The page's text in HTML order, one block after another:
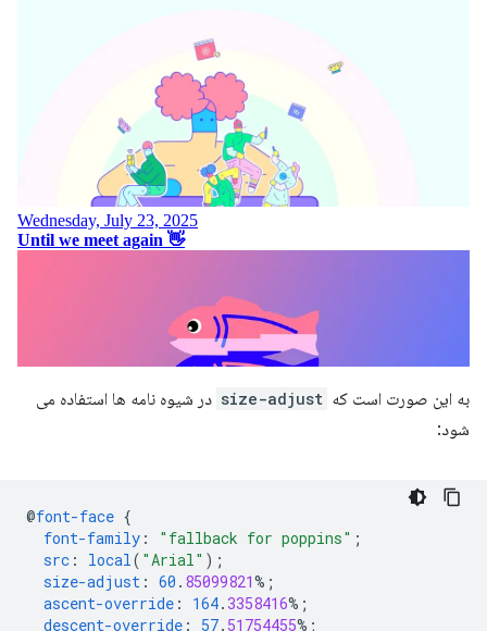
به این صورت است که size-adjust در شیوه نامه ها استفاده می
شود:
@font-face {
font-family : "fallback for poppins" ;
src : local ( "Arial" );
size-adjust : 60 . 85099821%;
ascent-override : 164. 3358416%;
descent-override : 57. 51754455%;